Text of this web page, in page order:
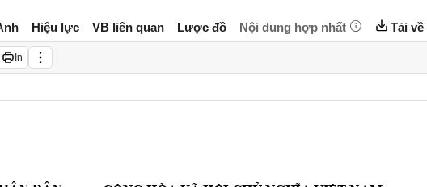
Hiệu lực VB liên quan Lược đồ Nội dung hợp nhất Tải về
In